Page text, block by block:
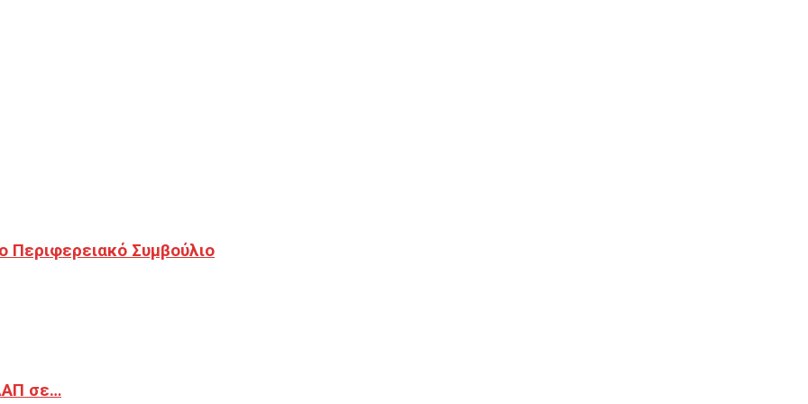
Περιφερειακό Συμβούλιο
σε…